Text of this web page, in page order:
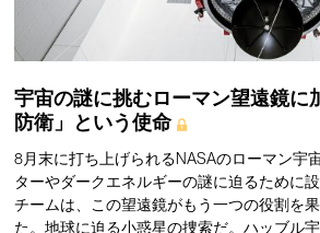
宇宙の謎に挑むローマン望遠鏡に
防衛」という使命
8月末に打ち上げられるNASAのローマン宇
ターやダークエネルギーの謎に迫るために
チームは、この望遠鏡がもう一つの役割を
た。地球に迫る小惑星の捜索だ。ハッブル